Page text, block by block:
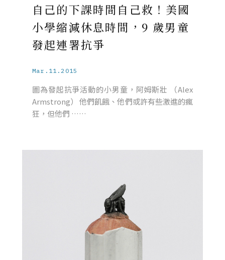
自己的下課時間自己救！美國
小學縮減休息時間，9 歲男童
發起連署抗爭
Mar.11.2015
圖為發起抗爭活動的小男童，阿姆斯壯 （Alex
Armstrong） 他們飢餓、他們或許有些激進的瘋
狂，但他們 ……